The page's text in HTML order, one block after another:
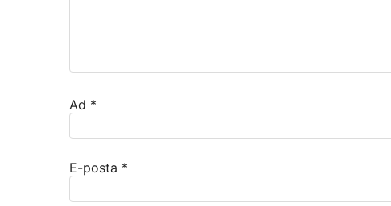
Ad *
E-posta *